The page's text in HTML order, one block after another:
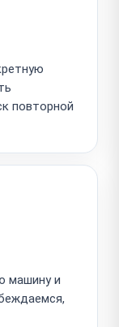
повторной
машину и